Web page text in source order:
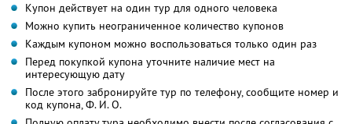
Купон действует на один тур для одного человека
Можно купить неограниченное количество купонов
Каждым купоном можно воспользоваться только один раз
Перед покупкой купона уточните наличие мест на
интересующую дату
После этого забронируйте тур по телефону, сообщите номер и
код купона, Ф. И. О.